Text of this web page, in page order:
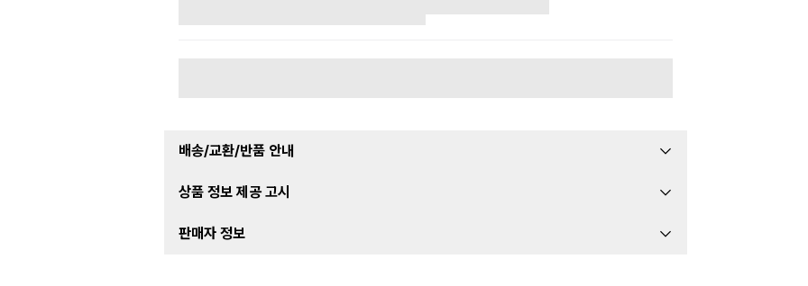
배송/교환/반품 안내
상품 정보 제공 고시
판매자 정보